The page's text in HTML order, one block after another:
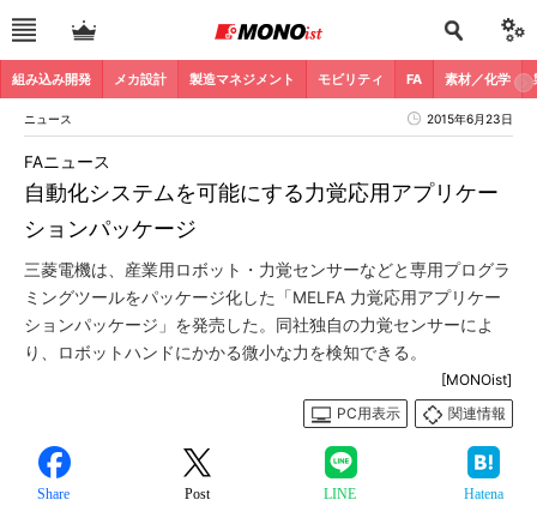
組み込み開発 メカ設計 製造マネジメント モビリティ FA 素材／化学
ニュース 2015年6月23日
自動化システムを可能にする力覚応用アプリケー
ションパッケージ
FAニュース
三菱電機は、産業用ロボット・力覚センサーなどと専用プログラ
ミングツールをパッケージ化した「MELFA 力覚応用アプリケー
ションパッケージ」を発売した。同社独自の力覚センサーによ
り、ロボットハンドにかかる微小な力を検知できる。
[MONOist]
PC用表示
関連情報
Share Post LINE Hatena